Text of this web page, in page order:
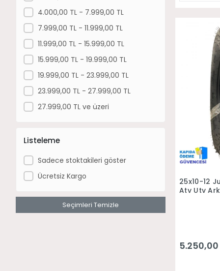
Can-Am Maverick X Rs Turbo Rr Sas
Can-Am Maverick Max X Rs Turbo Rr
Sas
Can-Am Maverick Max X Rc Turbo Rr
Can-Am Maverick R X Rs 999T Dct
Can-Am Maverick R X Rs 999T Dct
Sas
4.000,00 TL - 7.999,00 TL
7.999,00 TL - 11.999,00 TL
11.999,00 TL - 15.999,00 TL
15.999,00 TL - 19.999,00 TL
19.999,00 TL - 23.999,00 TL
23.999,00 TL - 27.999,00 TL
27.999,00 TL ve üzeri
Listeleme
Sadece stoktakileri göster
Ücretsiz Kargo
Seçimleri Temizle
25x10-12
Atv Utv
5.250,00